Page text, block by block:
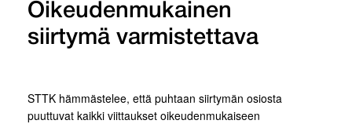
Oikeudenmukainen
siirtymä varmistettava
STTK hämmästelee, että puhtaan siirtymän osiosta
puuttuvat kaikki viittaukset oikeudenmukaiseen